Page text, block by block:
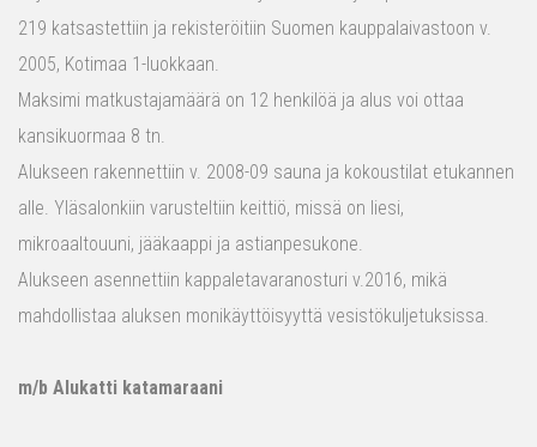
219 katsastettiin ja rekisteröitiin Suomen kauppalaivastoon v.
2005, Kotimaa 1-luokkaan.
Maksimi matkustajamäärä on 12 henkilöä ja alus voi ottaa
kansikuormaa 8 tn.
Alukseen rakennettiin v. 2008-09 sauna ja kokoustilat etukannen
alle. Yläsalonkiin varusteltiin keittiö, missä on liesi,
mikroaaltouuni, jääkaappi ja astianpesukone.
Alukseen asennettiin kappaletavaranosturi v.2016, mikä
mahdollistaa aluksen monikäyttöisyyttä vesistökuljetuksissa.
m/b Alukatti katamaraani